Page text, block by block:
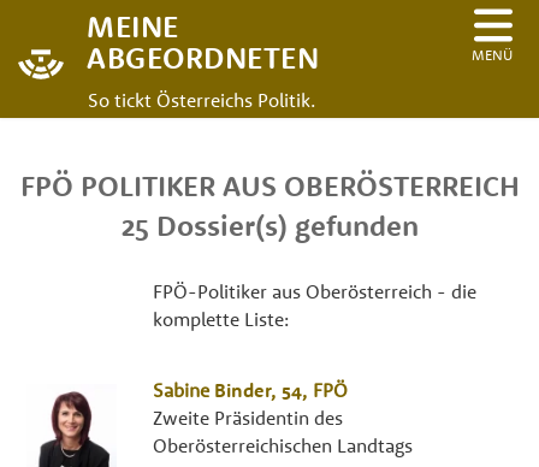
MEINE
ABGEORDNETEN
So tickt Österreichs Politik.
MENÜ
FPÖ POLITIKER AUS OBERÖSTERREICH
25 Dossier(s) gefunden
FPÖ-Politiker aus Oberösterreich - die
komplette Liste:
Sabine Binder, 54, FPÖ
Zweite Präsidentin des
Oberösterreichischen Landtags